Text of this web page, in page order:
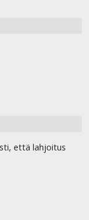
että lahjoitus